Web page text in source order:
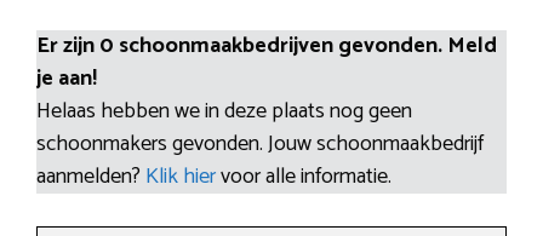
Er zijn 0 schoonmaakbedrijven gevonden. Meld
je aan!
Helaas hebben we in deze plaats nog geen
schoonmakers gevonden. Jouw schoonmaakbedrijf
aanmelden? Klik hiervoor alle informatie.